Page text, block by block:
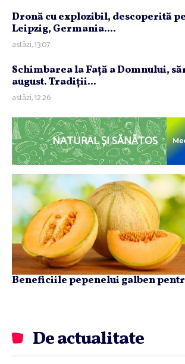
Dronă cu explozibil, descoperită
Leipzig, Germania....
astăzi, 13:07
Schimbarea la Faţă a Domnului,
august. Tradiţii...
astăzi, 12:26
NATURAL ȘI SĂNĂTOS
Beneficiile pepenelui galben
De actualitate